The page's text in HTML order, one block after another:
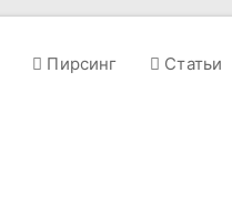
Пирсинг Статьи